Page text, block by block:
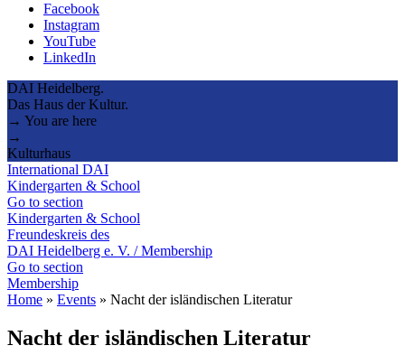
Facebook
Instagram
YouTube
LinkedIn
DAI Heidelberg.
Das Haus der Kultur.
→ You are here
→
Kulturhaus
International DAI
Kindergarten & School
Go to section
Kindergarten & School
Freundeskreis des
DAI Heidelberg e. V. / Membership
Go to section
Membership
Home » Events » Nacht der isländischen Literatur
Nacht der isländischen Literatur